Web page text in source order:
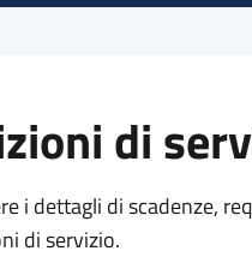
di
i dettagli di scadenze,
di servizio.